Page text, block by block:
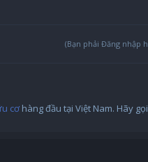
(Bạn phải Đăng nhập
cơ hàng đầu tại Việt Nam. Hãy